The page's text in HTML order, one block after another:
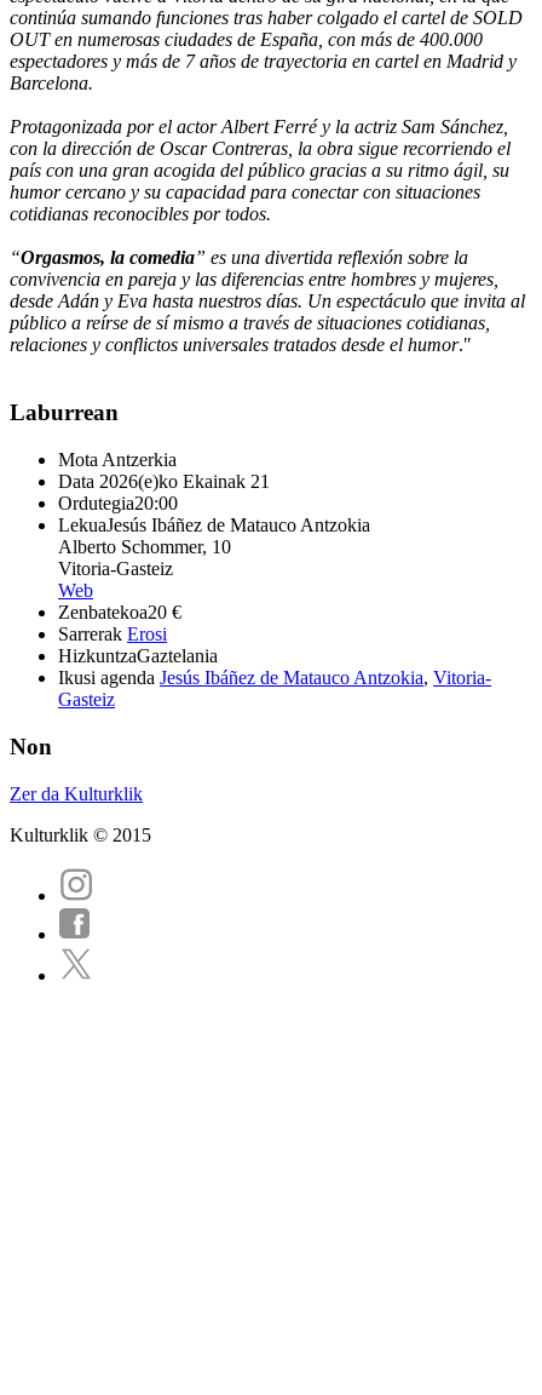
continúa sumando funciones tras haber colgado el cartel de SOLD
OUT en numerosas ciudades de España, con más de 400.000
espectadores y más de 7 años de trayectoria en cartel en Madrid y
Barcelona.
Protagonizada por el actor Albert Ferré y la actriz Sam Sánchez,
con la dirección de Oscar Contreras, la obra sigue recorriendo el
país con una gran acogida del público gracias a su ritmo ágil, su
humor cercano y su capacidad para conectar con situaciones
cotidianas reconocibles por todos.
“Orgasmos, la comedia” es una divertida reflexión sobre la
convivencia en pareja y las diferencias entre hombres y mujeres,
desde Adán y Eva hasta nuestros días. Un espectáculo que invita al
público a reírse de sí mismo a través de situaciones cotidianas,
relaciones y conflictos universales tratados desde el humor."
Laburrean
Mota Antzerkia
Data 2026(e)ko Ekainak 21
Ordutegia20:00
LekuaJesús Ibáñez de Matauco Antzokia
Alberto Schommer, 10
Vitoria-Gasteiz
Web
Zenbatekoa20 €
Sarrerak Erosi
HizkuntzaGaztelania
Ikusi agenda Jesús Ibáñez de Matauco Antzokia, Vitoria-
Gasteiz
Non
Zer da Kulturklik
Kulturklik © 2015